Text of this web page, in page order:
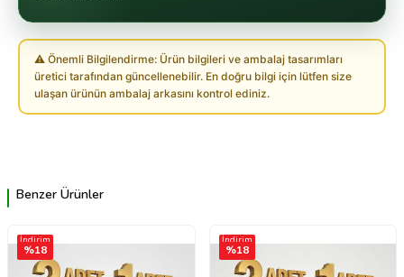
⚠ Önemli Bilgilendirme: Ürün bilgileri ve ambalaj tasarımları
üretici tarafından güncellenebilir. En doğru bilgi için lütfen size
ulaşan ürünün ambalaj arkasını kontrol ediniz.
Benzer Ürünler
İndirim
%18
İndirim
%18